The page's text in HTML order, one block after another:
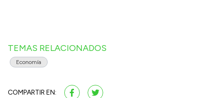
TEMAS RELACIONADOS
Economía
COMPARTIR EN: